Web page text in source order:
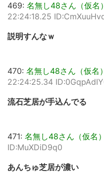
469: 名無し48さん（仮名）
22:24:18.25
説明すんなｗ
470: 名無し48さん（仮名）
22:24:25.34
流石芝居が手込んでる
471: 名無し48さん（仮名）
ID:MuXDiD9q0
あんちゅ芝居が濃い